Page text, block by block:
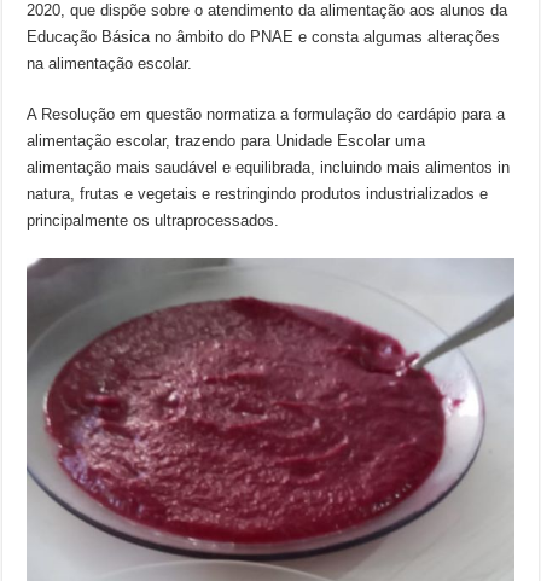
2020, que dispõe sobre o atendimento da alimentação aos alunos da
Educação Básica no âmbito do PNAE e consta algumas alterações
na alimentação escolar.
A Resolução em questão normatiza a formulação do cardápio para a
alimentação escolar, trazendo para Unidade Escolar uma
alimentação mais saudável e equilibrada, incluindo mais alimentos in
natura, frutas e vegetais e restringindo produtos industrializados e
principalmente os ultraprocessados.